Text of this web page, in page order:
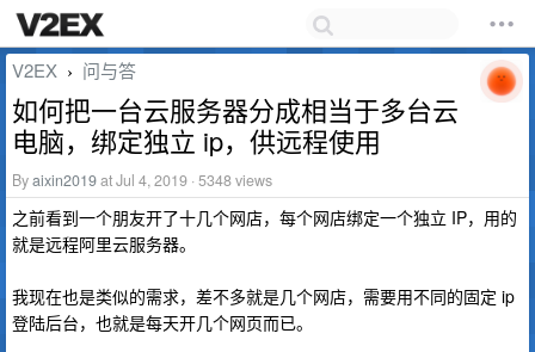
V2EX › 问与答
如何把一台云服务器分成相当于多台云
电脑，绑定独立 ip，供远程使用
Byaixin2019at Jul 4, 2019 · 5348 views
之前看到一个朋友开了十几个网店，每个网店绑定一个独立 IP，用的
就是远程阿里云服务器。
我现在也是类似的需求，差不多就是几个网店，需要用不同的固定 ip
登陆后台，也就是每天开几个网页而已。